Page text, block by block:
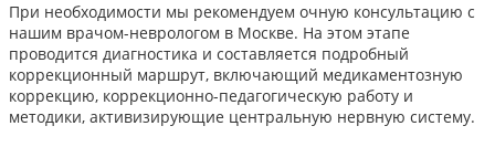
При необходимости мы рекомендуем очную консультацию с
нашим врачом-неврологом в Москве. На этом этапе
проводится диагностика и составляется подробный
коррекционный маршрут, включающий медикаментозную
коррекцию, коррекционно-педагогическую работу и
методики, активизирующие центральную нервную систему.